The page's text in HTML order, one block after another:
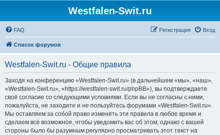
Westfalen-Swit.ru
FAQ Вход
Регистрация
Список форумов
Westfalen-Swit.ru - Общие правила
Заходя на конференцию «Westfalen-Swit.ru» (в дальнейшем «мы», «наш»,
«Westfalen-Swit.ru», «https://westfalen-swit.ru/phpBB»), вы подтверждаете
своё согласие со следующими условиями. Если вы не согласны с ними,
пожалуйста, не заходите и не пользуйтесь форумами «Westfalen-Swit.ru».
Мы оставляем за собой право изменять эти правила в любое время и
сделаем всё возможное, чтобы уведомить вас об этом, однако с вашей
стороны было бы разумным регулярно просматривать этот текст на